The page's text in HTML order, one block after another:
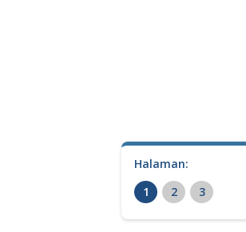
Halaman:
1
2 3